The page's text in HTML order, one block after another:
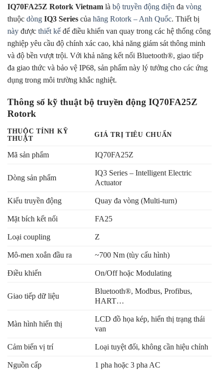
IQ70FA25Z Rotork Vietnam là bộ truyền động điện đa vòng
thuộc dòng IQ3 Series của hãng Rotork – Anh Quốc. Thiết bị
này được thiết kế để điều khiển van quay trong các hệ thống công
nghiệp yêu cầu độ chính xác cao, khả năng giám sát thông minh
và độ bền vượt trội. Với khả năng kết nối Bluetooth®, giao tiếp
đa giao thức và bảo vệ IP68, sản phẩm này lý tưởng cho các ứng
dụng trong môi trường khắc nghiệt.
Thông số kỹ thuật bộ truyền động IQ70FA25Z
Rotork
THUỘC TÍNH KỸ
THUẬT
GIÁ TRỊ TIÊU CHUẨN
Mã sản phẩm IQ70FA25Z
Dòng sản phẩm
IQ3 Series – Intelligent Electric
Actuator
Kiểu truyền động Quay đa vòng (Multi-turn)
Mặt bích kết nối FA25
Loại coupling Z
Mô-men xoắn đầu ra ~700 Nm (tùy cấu hình)
Điều khiển On/Off hoặc Modulating
Giao tiếp dữ liệu
Bluetooth®, Modbus, Profibus,
HART…
Màn hình hiển thị
LCD đồ họa kép, hiển thị trạng thái
van
Cảm biến vị trí Loại tuyệt đối, không cần hiệu chỉnh
Nguồn cấp 1 pha hoặc 3 pha AC